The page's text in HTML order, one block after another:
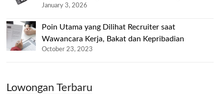
January 3, 2026
Poin Utama yang Dilihat Recruiter saat
Wawancara Kerja, Bakat dan Kepribadian
October 23, 2023
Lowongan Terbaru